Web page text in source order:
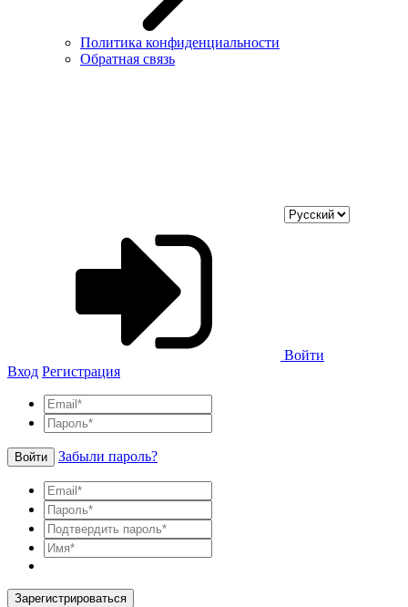
Политика конфиденциальности
Обратная связь
Войти
Вход Регистрация
Войти Забыли пароль?
Зарегистрироваться